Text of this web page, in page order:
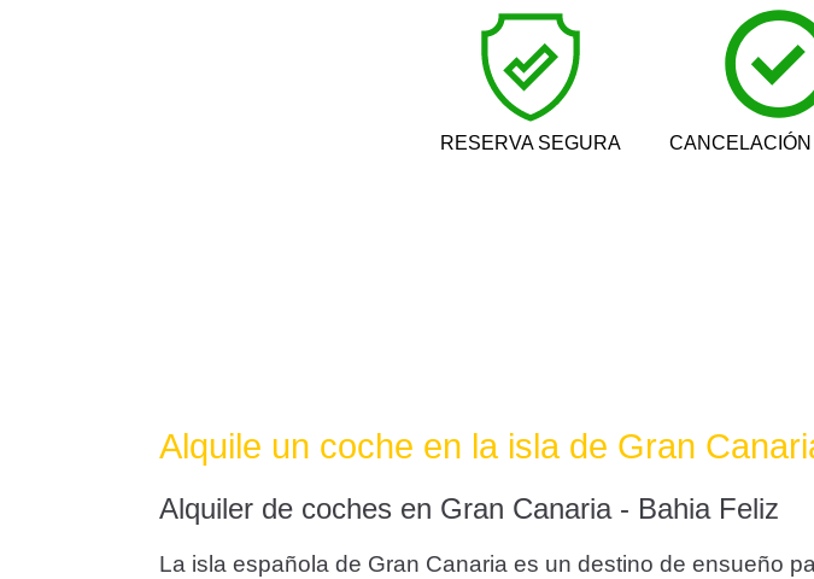
RESERVA SEGURA CANCELACIÓN
Alquile un coche en la isla de Gran
Alquiler de coches en Gran Canaria - Bahia Feliz
La isla española de Gran Canaria es un destino de ensueño